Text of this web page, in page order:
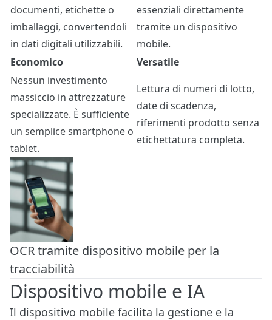
documenti, etichette o
imballaggi, convertendoli
in dati digitali utilizzabili.
essenziali direttamente
tramite un dispositivo
mobile.
Economico
Versatile
Nessun investimento
massiccio in attrezzature
specializzate. È sufficiente
un semplice smartphone o
tablet.
Lettura di numeri di lotto,
date di scadenza,
riferimenti prodotto senza
etichettatura completa.
OCR tramite dispositivo mobile per la
tracciabilità
Dispositivo mobile e IA
Il dispositivo mobile facilita la gestione e la